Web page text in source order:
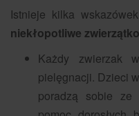
Istnieje kilka
niekłopotliwe
Każdy zwierzak
pielęgnacji. Dzieci
poradzą sobie ze